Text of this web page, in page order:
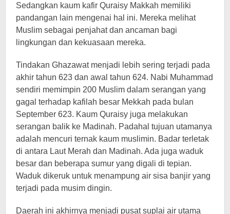
Sedangkan kaum kafir Quraisy Makkah memiliki
pandangan lain mengenai hal ini. Mereka melihat
Muslim sebagai penjahat dan ancaman bagi
lingkungan dan kekuasaan mereka.
Tindakan Ghazawat menjadi lebih sering terjadi pada
akhir tahun 623 dan awal tahun 624. Nabi Muhammad
sendiri memimpin 200 Muslim dalam serangan yang
gagal terhadap kafilah besar Mekkah pada bulan
September 623. Kaum Quraisy juga melakukan
serangan balik ke Madinah. Padahal tujuan utamanya
adalah mencuri ternak kaum muslimin. Badar terletak
di antara Laut Merah dan Madinah. Ada juga waduk
besar dan beberapa sumur yang digali di tepian.
Waduk dikeruk untuk menampung air sisa banjir yang
terjadi pada musim dingin.
Daerah ini akhirnya menjadi pusat suplai air utama